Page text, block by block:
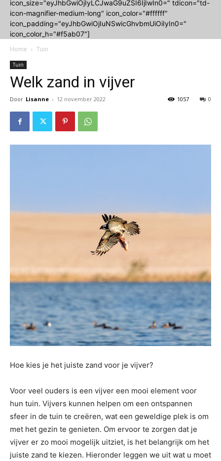
icon_size="eyJhbGwiOjIyLCJwaG9uZSI6IjIwIn0=" tdicon="td-
icon-magnifier-medium-long" icon_color="#ffffff"
icon_padding="eyJhbGwiOjIuNSwicGhvbmUiOiIyIn0="
icon_color_h="#f5ab07"]
Home
Tuin
Tuin
Welk zand in vijver
Door Lisanne - 12 november 2022 0
1057
Hoe kies je het juiste zand voor je vijver?
Voor veel ouders is een vijver een mooi element voor
hun tuin. Vijvers kunnen helpen om een ​​ontspannen
sfeer in de tuin te creëren, wat een geweldige plek is om
met het gezin te genieten. Om ervoor te zorgen dat je
vijver er zo mooi mogelijk uitziet, is het belangrijk om het
juiste zand te kiezen. Hieronder leggen we uit wat u moet